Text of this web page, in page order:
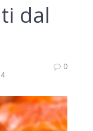
dal
0